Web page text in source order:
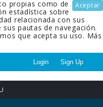
Aceptar
propias como de
estadística sobre
relacionada con sus
pautas de navegación.
que acepta su uso. Más
Login Sign Up